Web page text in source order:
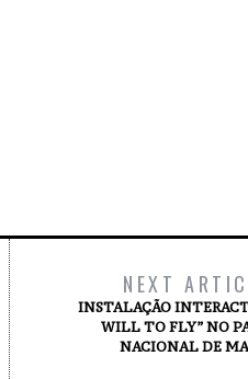
NEXT
INSTALAÇÃO
WILL TO FLY” NO
NACIONAL DE